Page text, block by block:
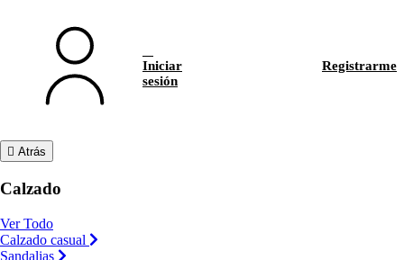
Iniciar
sesión
Registrarme
Atrás
Calzado
Ver Todo
Calzado casual
Sandalias